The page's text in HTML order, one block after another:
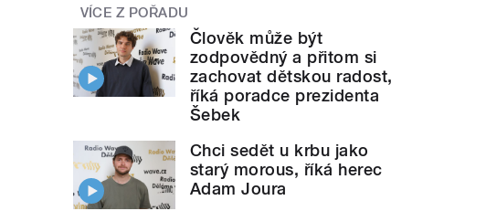
VÍCE Z POŘADU
Člověk může být
zodpovědný a přitom si
zachovat dětskou radost,
říká poradce prezidenta
Šebek
Chci sedět u krbu jako
starý morous, říká herec
Adam Joura